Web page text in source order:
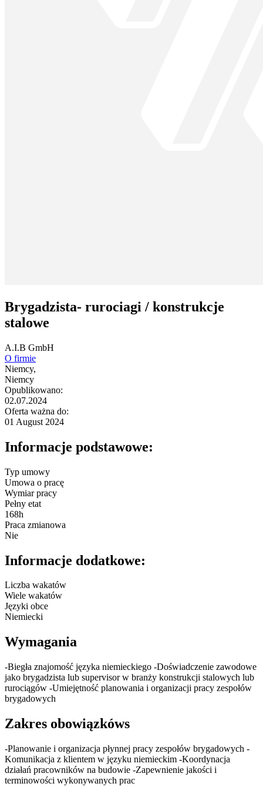
Brygadzista- rurociagi / konstrukcje
stalowe
A.I.B GmbH
O firmie
Niemcy,
Niemcy
Opublikowano:
02.07.2024
Oferta ważna do:
01 August 2024
Informacje podstawowe:
Typ umowy
Umowa o pracę
Wymiar pracy
Pełny etat
168h
Praca zmianowa
Nie
Informacje dodatkowe:
Liczba wakatów
Wiele wakatów
Języki obce
Niemiecki
Wymagania
-Biegła znajomość języka niemieckiego -Doświadczenie zawodowe
jako brygadzista lub supervisor w branży konstrukcji stalowych lub
rurociągów -Umiejętność planowania i organizacji pracy zespołów
brygadowych
Zakres obowiązkóws
-Planowanie i organizacja płynnej pracy zespołów brygadowych -
Komunikacja z klientem w języku niemieckim -Koordynacja
działań pracowników na budowie -Zapewnienie jakości i
terminowości wykonywanych prac